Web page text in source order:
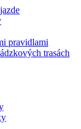
pravidlami
trasách